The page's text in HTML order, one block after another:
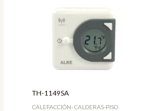
TH-1149SA
CALEFACCIÓN- CALDERAS-PISO